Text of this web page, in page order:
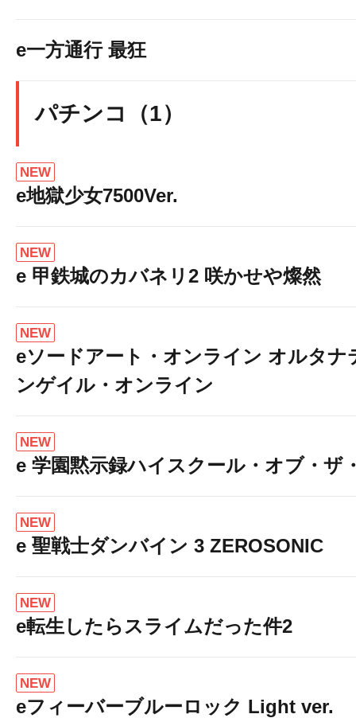
e一方通行 最狂
パチンコ（1）
NEW
e地獄少女7500Ver.
NEW
e 甲鉄城のカバネリ2 咲かせや燦然
NEW
eソードアート・オンライン オルタナ
ンゲイル・オンライン
NEW
e 学園黙示録ハイスクール・オブ・ザ
NEW
e 聖戦士ダンバイン 3 ZEROSONIC
NEW
e転生したらスライムだった件2
NEW
eフィーバーブルーロック Light ver.